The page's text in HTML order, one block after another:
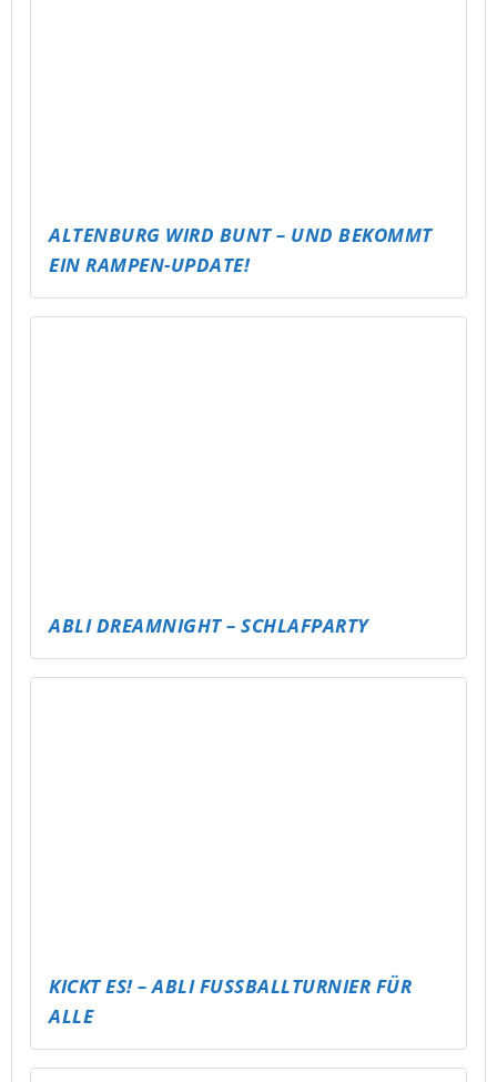
KICKT ES! – ABLI FUSSBALLTURNIER FÜR A
LLE
PUBG – ABLI MOBILE TOURNAMENT
ABLI SEECAMP – SCHLAFSACK &
STERNENHIMMEL